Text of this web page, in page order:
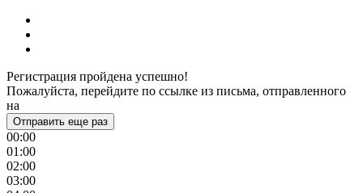
Регистрация пройдена успешно!
Пожалуйста, перейдите по ссылке из письма, отправленного
на
Отправить еще раз
00:00
01:00
02:00
03:00